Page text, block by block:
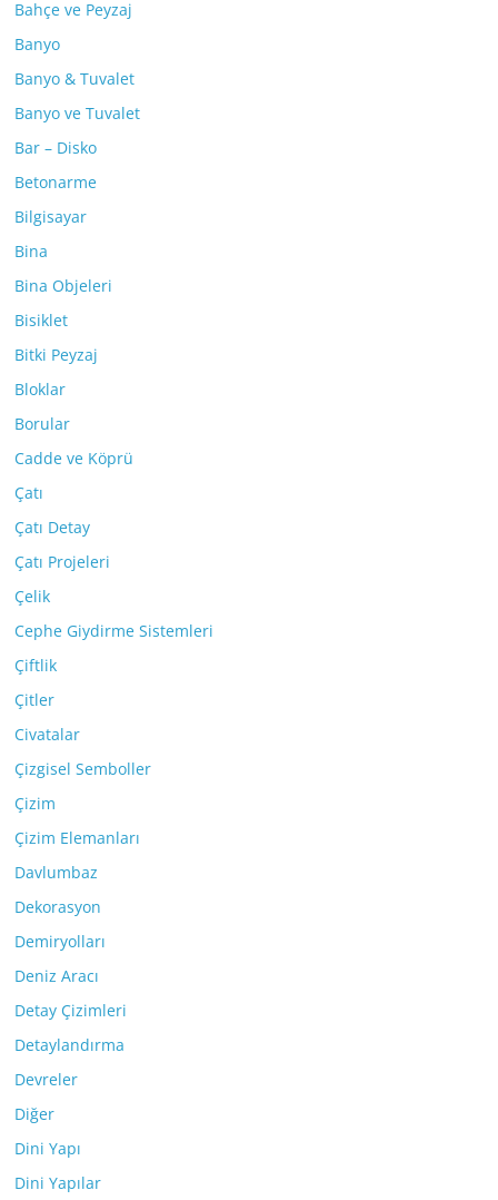
Bahçe ve Peyzaj
Banyo
Banyo & Tuvalet
Banyo ve Tuvalet
Bar – Disko
Betonarme
Bilgisayar
Bina
Bina Objeleri
Bisiklet
Bitki Peyzaj
Bloklar
Borular
Cadde ve Köprü
Çatı
Çatı Detay
Çatı Projeleri
Çelik
Cephe Giydirme Sistemleri
Çiftlik
Çitler
Civatalar
Çizgisel Semboller
Çizim
Çizim Elemanları
Davlumbaz
Dekorasyon
Demiryolları
Deniz Aracı
Detay Çizimleri
Detaylandırma
Devreler
Diğer
Dini Yapı
Dini Yapılar